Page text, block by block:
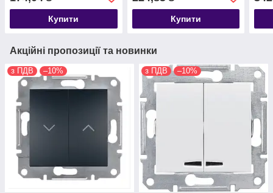
Купити Купити
Акційні пропозиції та новинки
з ПДВ –10% з ПДВ –10%